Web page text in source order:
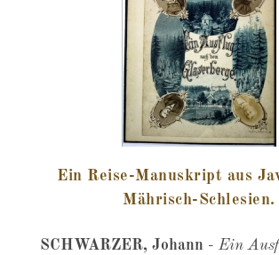
Ein Reise-Manuskript aus
Mährisch-Schlesien.
SCHWARZER, Johann - Ein